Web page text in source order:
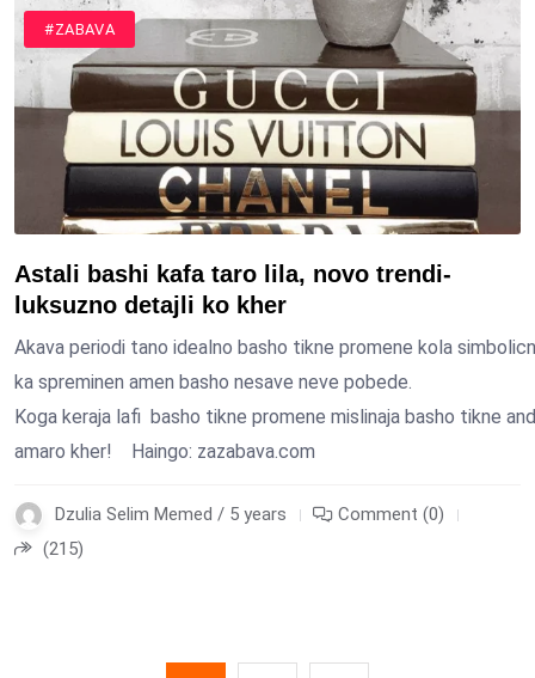
#ZABAVA
Astali bashi kafa taro lila, novo trendi-
luksuzno detajli ko kher
Akava periodi tano idealno basho tikne promene kola
ka spreminen amen basho nesave neve pobede.
Koga keraja lafi basho tikne promene mislinaja basho tikne
amaro kher! Haingo: zazabava.com
Dzulia Selim Memed / 5 years
Comment (0)
(215)